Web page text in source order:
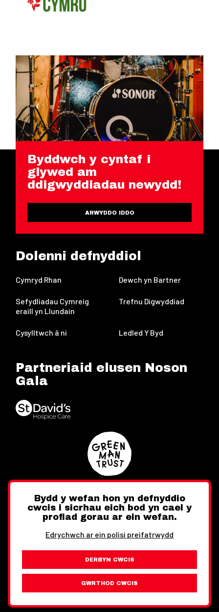
Byddwch y cyntaf i
glywed am
ddigwyddiadau newydd!
ARWYDDO IDDO
Dolenni defnyddiol
Cymryd Rhan Dewch yn Bartner
Sefydliadau Cymreig
eraill yn Llundain
Trefnu Digwyddiad
Cysylltwch â ni Ledled Y Byd
Partneriaid elusen Noson
Gala
Twitter FacebookInstagram
Ewch i'r Wefan Toward
Gwybodaeth Cyfreithiol
Wythnos Cymru Llundain © Hawlfraint 2026
Bydd y wefan hon yn defnyddio
cwcis i sicrhau eich bod yn cael y
profiad gorau ar ein wefan.
Edrychwch ar ein polisi preifatrwydd
DERBYN CWCIS
GWRTHOD CWCIS